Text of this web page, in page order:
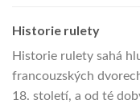
Historie rulety
Historie rulety sahá
francouzských
18. století, a od té